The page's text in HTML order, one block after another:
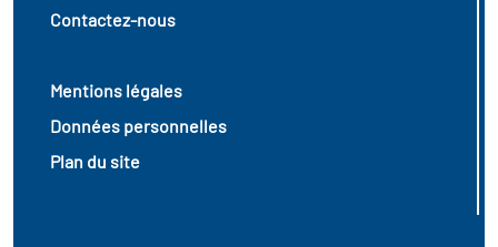
Contactez-nous
Mentions légales
Données personnelles
Plan du site